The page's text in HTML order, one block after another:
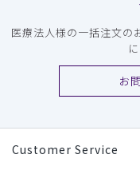
医療法人様の一括注文の
お
Customer Service